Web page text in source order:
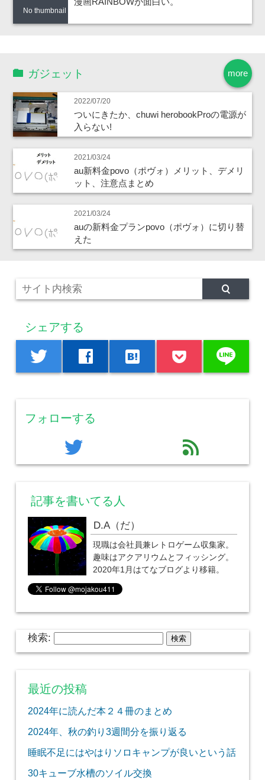
No thumbnail
more
ガジェット
2022/07/20
ついにきたか、chuwi herobookProの電源が
入らない!
2021/03/24
au新料金povo（ポヴォ）メリット、デメリ
ット、注意点まとめ
2021/03/24
auの新料金プランpovo（ポヴォ）に切り替
えた
シェアする
twitter facebook hatenabookmark line
フォローする
twitter feed
記事を書いてる人
D.A（だ）
現職は会社員兼レトロゲーム収集家。
趣味はアクアリウムとフィッシング。
2020年1月はてなブログより移籍。
検索:
最近の投稿
2024年に読んだ本２４冊のまとめ
2024年、秋の釣り3週間分を振り返る
睡眠不足にはやはりソロキャンプが良いという話
30キューブ水槽のソイル交換